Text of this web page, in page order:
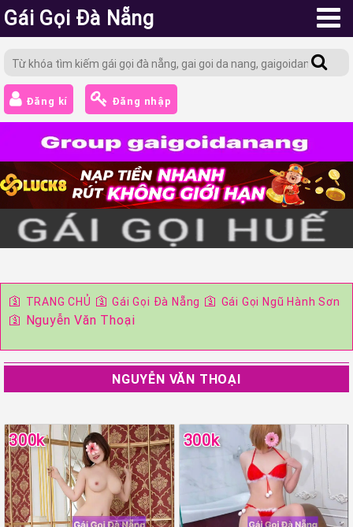
Gái Gọi Đà Nẵng
Đăng kí Đăng nhập
🛐 TRANG CHỦ 🛐Gái Gọi Đà Nẵng 🛐 Gái Gọi Ngũ Hành Sơn
🛐 Nguyễn Văn Thoại
NGUYỄN VĂN THOẠI
300k 300k